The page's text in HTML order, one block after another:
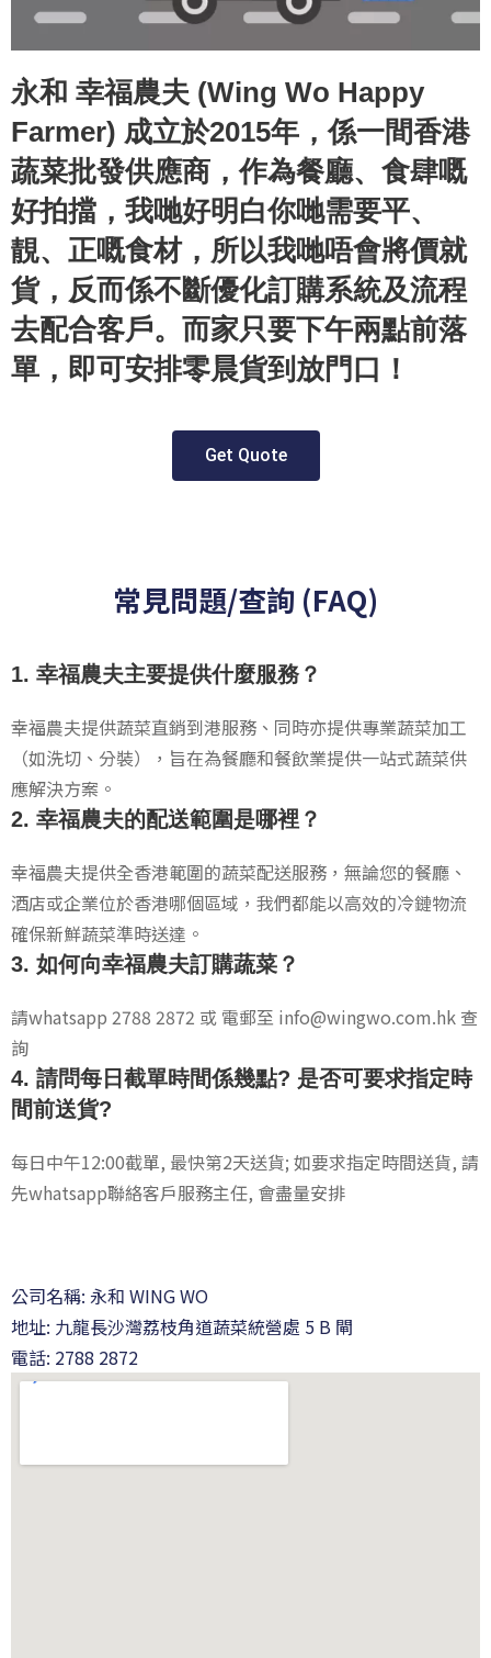
永和 幸福農夫 (Wing Wo Happy
Farmer) 成立於2015年，係一間香港
蔬菜批發供應商，作為餐廳、食肆嘅
好拍擋，我哋好明白你哋需要平、
靚、正嘅食材，所以我哋唔會將價就
貨，反而係不斷優化訂購系統及流程
去配合客戶。而家只要下午兩點前落
單，即可安排零晨貨到放門口！
Get Quote
常見問題/查詢 (FAQ)
1. 幸福農夫主要提供什麼服務？
幸福農夫提供蔬菜直銷到港服務、同時亦提供專業蔬菜加工
（如洗切、分裝），旨在為餐廳和餐飲業提供一站式蔬菜供
應解決方案。
2. 幸福農夫的配送範圍是哪裡？
幸福農夫提供全香港範圍的蔬菜配送服務，無論您的餐廳、
酒店或企業位於香港哪個區域，我們都能以高效的冷鏈物流
確保新鮮蔬菜準時送達。
3. 如何向幸福農夫訂購蔬菜？
請whatsapp 2788 2872 或 電郵至 info@wingwo.com.hk 查
詢
4. 請問每日截單時間係幾點? 是否可要求指定時
間前送貨?
每日中午12:00截單, 最快第2天送貨; 如要求指定時間送貨, 請
先whatsapp聯絡客戶服務主任, 會盡量安排
公司名稱: 永和 WING WO
地址: 九龍長沙灣荔枝角道蔬菜統營處 5 B 閘
電話: 2788 2872